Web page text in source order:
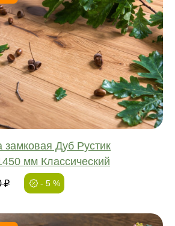
замковая Дуб Рустик
мм Классический
₽ - 5 %